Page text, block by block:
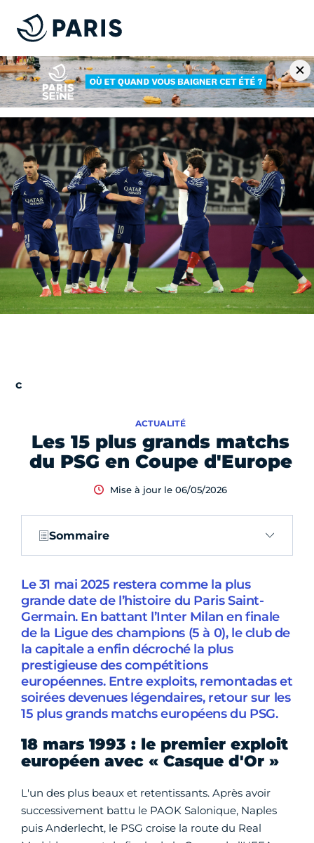
Les 15 plus grands matchs
du PSG en Coupe d'Europe
ACTUALITÉ
Mise à jour le 06/05/2026
Sommaire
Le 31 mai 2025 restera comme la plus
grande date de l’histoire du Paris Saint-
Germain. En battant l’Inter Milan en finale
de la Ligue des champions (5 à 0), le club de
la capitale a enfin décroché la plus
prestigieuse des compétitions
européennes. Entre exploits, remontadas et
soirées devenues légendaires, retour sur les
15 plus grands matchs européens du PSG.
18 mars 1993 : le premier exploit
européen avec « Casque d'Or »
L'un des plus beaux et retentissants. Après avoir
successivement battu le PAOK Salonique, Naples
puis Anderlecht, le PSG croise la route du Real